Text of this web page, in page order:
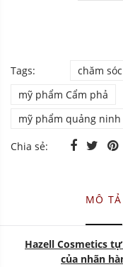
Tags: chăm
mỹ phẩm Cẩm phả
mỹ phẩm quảng ninh
Chia sẻ:
MÔ TẢ
Hazell Cosmetics
của nhãn